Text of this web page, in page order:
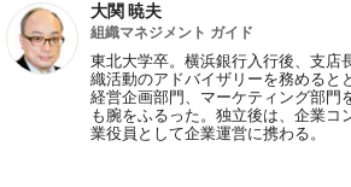
大関 暁夫
組織マネジメント ガイド
東北大学卒。横浜銀行入行後、支店
織活動のアドバイザリーを務めると
経営企画部門、マーケティング部門
も腕をふるった。独立後は、企業コ
業役員として企業運営に携わる。